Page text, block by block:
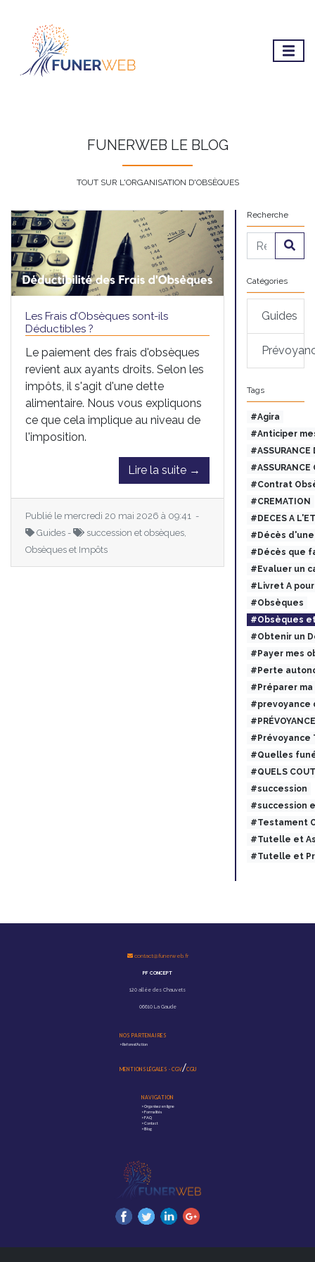
FUNERWEB LE BLOG
TOUT SUR L'ORGANISATION D'OBSÈQUES
Les Frais d’Obsèques sont-ils
Déductibles ?
Le paiement des frais d'obsèques
revient aux ayants droits. Selon les
impôts, il s'agit d'une dette
alimentaire. Nous vous expliquons
ce que cela implique au niveau de
l'imposition.
Lire la suite →
Publié le mercredi 20 mai 2026 à 09:41 -
Guides -
succession et obsèques,
Obsèques et Impôts
Recherche
Catégories
Guides
Tags
#Agira
#Anticiper
#ASSURANCE
#ASSURANCE
#Contrat
#CREMATION
#DECES A
#Décès
#Décès que
#Evaluer un
#Livret A
#Obsèques
#Obsèques
#Obtenir un
#Payer mes
#Perte
#Préparer ma
#prevoyance
#Prévoyance
#Quelles
#QUELS
#succession
#succession
#Testament
#Tutelle et
#Tutelle et
contact@funerweb.fr
PF CONCEPT
120 allée des Chauvets
06610 La Gaude
NOS PARTENAIRES
>Reforest'Action
MENTIONS LÉGALES - CGV/CGU
NAVIGATION
>Organisez en ligne
>Formalités
>FAQ
>Contact
>Blog